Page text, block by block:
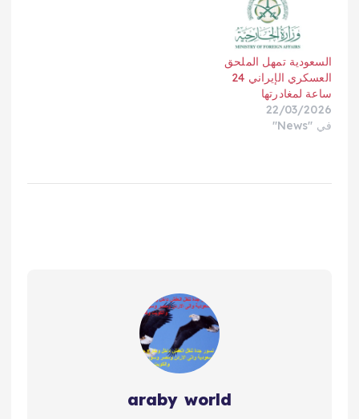
السعودية تمهل الملحق
العسكري الإيراني 24
ساعة لمغادرتها
22/03/2026
في "News"
araby world